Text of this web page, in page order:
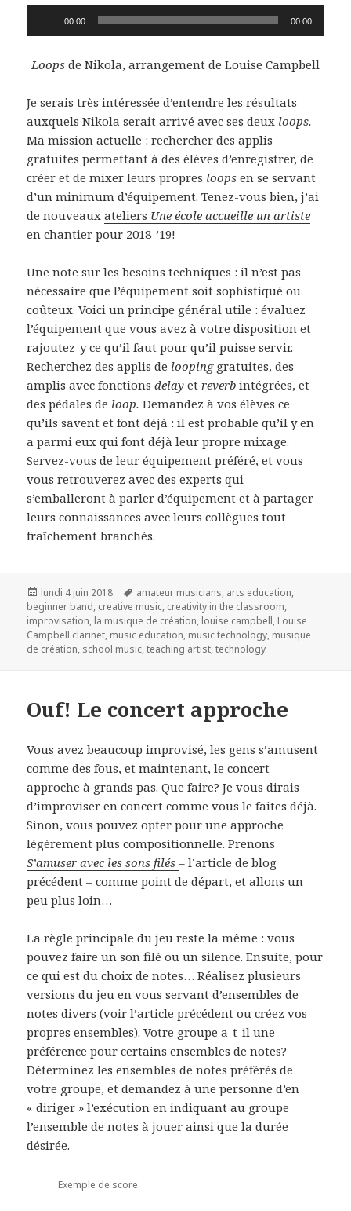
audio
00:00 00:00
Loops de Nikola, arrangement de Louise Campbell
Je serais très intéressée d’entendre les résultats
auxquels Nikola serait arrivé avec ses deux loops.
Ma mission actuelle : rechercher des applis
gratuites permettant à des élèves d’enregistrer, de
créer et de mixer leurs propres loopsen se servant
d’un minimum d’équipement. Tenez-vous bien, j’ai
de nouveauxateliers Une école accueille un artiste
en chantier pour 2018-’19!
Une note sur les besoins techniques : il n’est pas
nécessaire que l’équipement soit sophistiqué ou
coûteux. Voici un principe général utile : évaluez
l’équipement que vous avez à votre disposition et
rajoutez-y ce qu’il faut pour qu’il puisse servir.
Recherchez des applis de looping gratuites, des
amplis avec fonctionsdelay etreverb intégrées, et
des pédales de loop.Demandez à vos élèves ce
qu’ils savent et font déjà : il est probable qu’il y en
a parmi eux qui font déjà leur propre mixage.
Servez-vous de leur équipement préféré, et vous
vous retrouverez avec des experts qui
s’emballeront à parler d’équipement et à partager
leurs connaissances avec leurs collègues tout
fraîchement branchés.
Publié
le
lundi 4 juin 2018
Mots-
clés
amateur musicians, arts education,
beginner band, creative music, creativity in the classroom,
improvisation, la musique de création, louise campbell, Louise
Campbell clarinet, music education, music technology, musique
de création, school music,teaching artist,technology
Ouf! Le concert approche
Vous avez beaucoup improvisé, les gens s’amusent
comme des fous, et maintenant, le concert
approche à grands pas. Que faire? Je vous dirais
d’improviser en concert comme vous le faites déjà.
Sinon, vous pouvez opter pour une approche
légèrement plus compositionnelle. Prenons
S’amuser avec les sons filés– l’article de blog
précédent – comme point de départ, et allons un
peu plus loin…
La règle principale du jeu reste la même : vous
pouvez faire un son filé ou un silence. Ensuite, pour
ce qui est du choix de notes… Réalisez plusieurs
versions du jeu en vous servant d’ensembles de
notes divers (voir l’article précédent ou créez vos
propres ensembles). Votre groupe a-t-il une
préférence pour certains ensembles de notes?
Déterminez les ensembles de notes préférés de
votre groupe, et demandez à une personne d’en
« diriger » l’exécution en indiquant au groupe
l’ensemble de notes à jouer ainsi que la durée
désirée.
Exemple de score.